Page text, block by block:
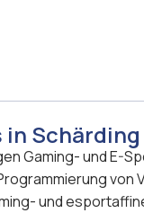
in Schärding
Gaming- und
und